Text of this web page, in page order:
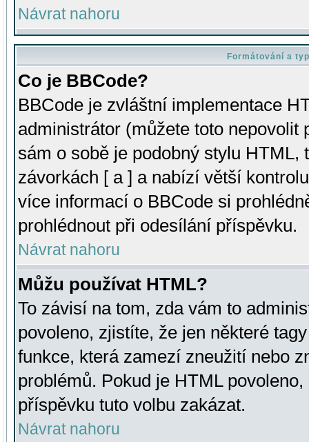
Návrat nahoru
Formátování a
Co je BBCode?
BBCode je zvláštní implementace
administrátor (můžete toto
sám o sobě je podobný stylu HTML,
závorkách [ a ] a nabízí větší
více informací o BBCode si
prohlédnout při odesílání příspěvku.
Návrat nahoru
Můžu používat HTML?
To závisí na tom, zda vám to
povoleno, zjistíte, že jen některé
funkce, která zamezí zneužití nebo
problémů. Pokud je HTML
příspěvku tuto volbu zakázat.
Návrat nahoru